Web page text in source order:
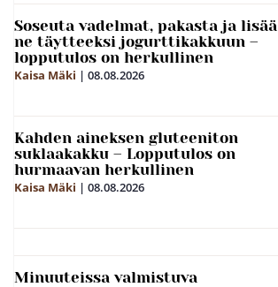
Soseuta vadelmat, pakasta ja lisää
ne täytteeksi jogurttikakkuun –
lopputulos on herkullinen
Kaisa Mäki | 08.08.2026
Kahden aineksen gluteeniton
suklaakakku – Lopputulos on
hurmaavan herkullinen
Kaisa Mäki | 08.08.2026
Minuuteissa valmistuva